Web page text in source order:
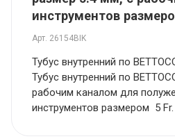
инструментов
Арт. 26154BIK
Тубус внутренний по
Тубус внутренний по
рабочим каналом для
инструментов размером 5 Fr.